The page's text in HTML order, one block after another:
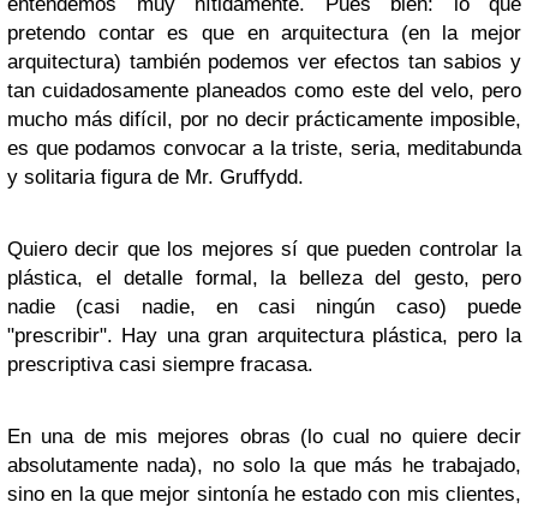
pretendo contar es que en arquitectura (en la mejor
arquitectura) también podemos ver efectos tan sabios y
tan cuidadosamente planeados como este del velo, pero
mucho más difícil, por no decir prácticamente imposible,
es que podamos convocar a la triste, seria, meditabunda
y solitaria figura de Mr. Gruffydd.
Quiero decir que los mejores sí que pueden controlar la
plástica, el detalle formal, la belleza del gesto, pero
nadie (casi nadie, en casi ningún caso) puede
"prescribir". Hay una gran arquitectura plástica, pero la
prescriptiva casi siempre fracasa.
En una de mis mejores obras (lo cual no quiere decir
absolutamente nada), no solo la que más he trabajado,
sino en la que mejor sintonía he estado con mis clientes,